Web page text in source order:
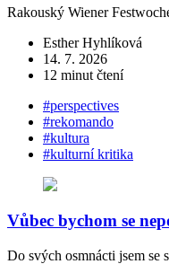
Rakouský Wiener
Esther Hyhlíková
14. 7. 2026
12 minut čtení
#perspectives
#rekomando
#kultura
#kulturní kritika
Vůbec bychom se
Do svých osmnácti jsem